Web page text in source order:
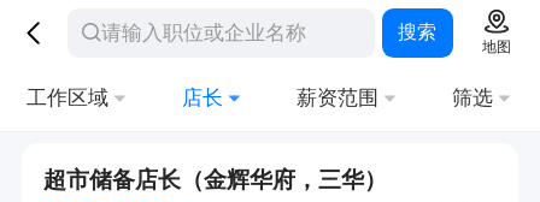
搜索
地图
工作区域 店长 薪资范围 筛选
超市储备店长（金辉华府，三华）